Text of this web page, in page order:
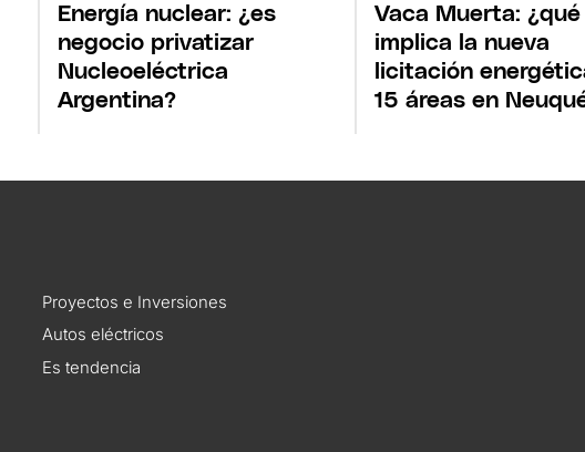
Energía nuclear: ¿es
negocio privatizar
Nucleoeléctrica
Argentina?
Vaca Muerta: ¿qué
implica la nueva
licitación
15 áreas en
Proyectos e Inversiones
Autos eléctricos
Es tendencia